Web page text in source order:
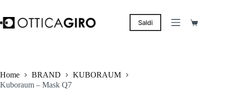
contenuto
Saldi Carrello
Home BRAND
KUBORAUM
Kuboraum – Mask Q7